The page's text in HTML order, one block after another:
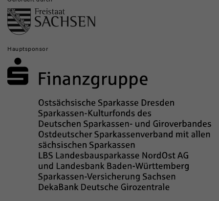
Hauptsponsor